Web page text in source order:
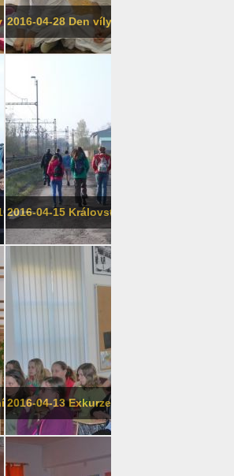
v družině
2016-04-28 Den víly Amálky v první t�...
Králický Sněžn�...
2016-04-15 Království Grygov - 7. tř�...
studánek
2016-04-13 Exkurze do Terezína, 8. a 9....